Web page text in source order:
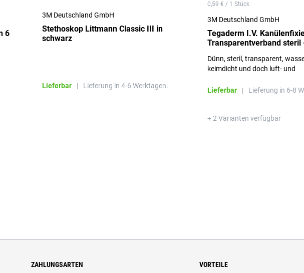
6
3M Deutschland GmbH
Stethoskop Littmann Classic III in
schwarz
Lieferbar | Lieferung in 4-6 Werktagen.
0,59 € / 1 Stück
3M Deutschland GmbH
Tegaderm I.V.
Transparentverband steril
Dünn, steril, transparent,
keimdicht und doch luft- und
Lieferbar
| Lieferung in 6-8
+ 2 Varianten verfügbar
ZAHLUNGSARTEN VORTEILE